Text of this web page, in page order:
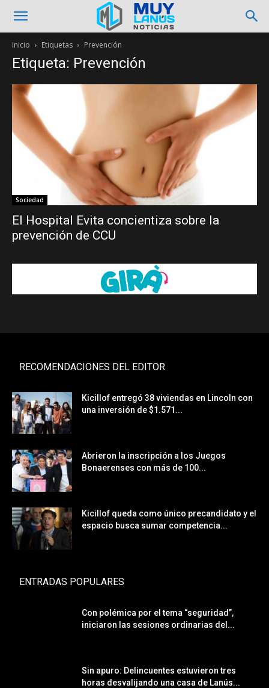
Inicio Etiquetas Prevención
Etiqueta: Prevención
Sociedad
El Hospital Evita concientiza sobre la
prevención de CCU
RECOMENDACIONES DEL EDITOR
Kicillof entregó 38 viviendas en Lincoln con
una inversión de $1.571...
Abrieron la inscripción a los Juegos
Bonaerenses con más de 100...
Kicillof queda como único precandidato y el
espacio busca sumar competencia...
ENTRADAS POPULARES
Con polémica por el tema “seguridad”,
iniciaron las sesiones ordinarias del...
Sin apuro: Delincuentes estuvieron tres
horas desvalijando una casa de Lanús...